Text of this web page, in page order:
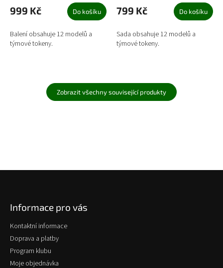
999 Kč Do košíku
Balení obsahuje 12 modelů a
týmové tokeny.
799 Kč Do košíku
Sada obsahuje 12 modelů a
týmové tokeny.
Zobrazit všechny související produkty
Informace pro vás
Kontaktní informace
Doprava a platby
Program klubu
Moje objednávka